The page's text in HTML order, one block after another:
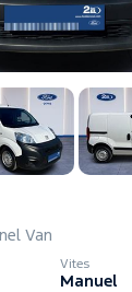
Van
Vites
Manuel